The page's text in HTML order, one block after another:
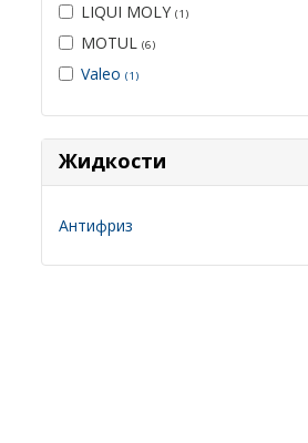
LIQUI MOLY (1)
MOTUL (6)
Valeo (1)
Жидкости
Антифриз